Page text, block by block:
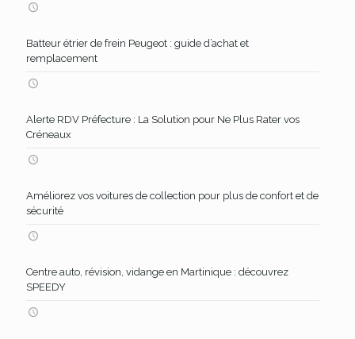
Batteur étrier de frein Peugeot : guide d’achat et
remplacement
Alerte RDV Préfecture : La Solution pour Ne Plus Rater vos
Créneaux
Améliorez vos voitures de collection pour plus de confort et de
sécurité
Centre auto, révision, vidange en Martinique : découvrez
SPEEDY